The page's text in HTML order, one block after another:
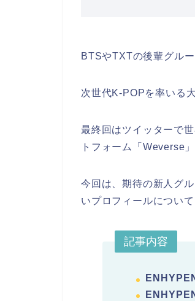
BTSやTXTの後輩グル
次世代K-POPを率いる
最終回はツイッターで
トフォーム「Weverse
今回は、期待の新人グ
いプロフィールについ
記事内容